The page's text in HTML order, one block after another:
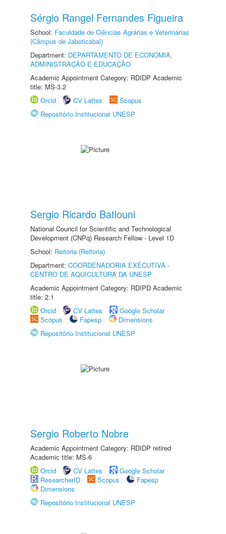
Sérgio Rangel Fernandes Figueira
School: Faculdade de Ciências Agrárias e Veterinárias
(Câmpus de Jaboticabal)
Department: DEPARTAMENTO DE ECONOMIA,
ADMINISTRAÇÃO E EDUCAÇÃO
Academic Appointment Category: RDIDP Academic
title: MS-3.2
Orcid
CV Lattes
Scopus
Repositório Institucional UNESP
Sergio Ricardo Batlouni
National Council for Scientific and Technological
Development (CNPq) Research Fellow - Level 1D
School: Reitoria (Reitoria)
Department: COORDENADORIA EXECUTIVA -
CENTRO DE AQUICULTURA DA UNESP
Academic Appointment Category: RDIPD Academic
title: 2.1
Orcid
CV Lattes
Google Scholar
Scopus
Fapesp
Dimensions
Repositório Institucional UNESP
Sergio Roberto Nobre
Academic Appointment Category: RDIDP retired
Academic title: MS-6
Orcid
CV Lattes
Google Scholar
ResearcherID
Scopus
Fapesp
Dimensions
Repositório Institucional UNESP